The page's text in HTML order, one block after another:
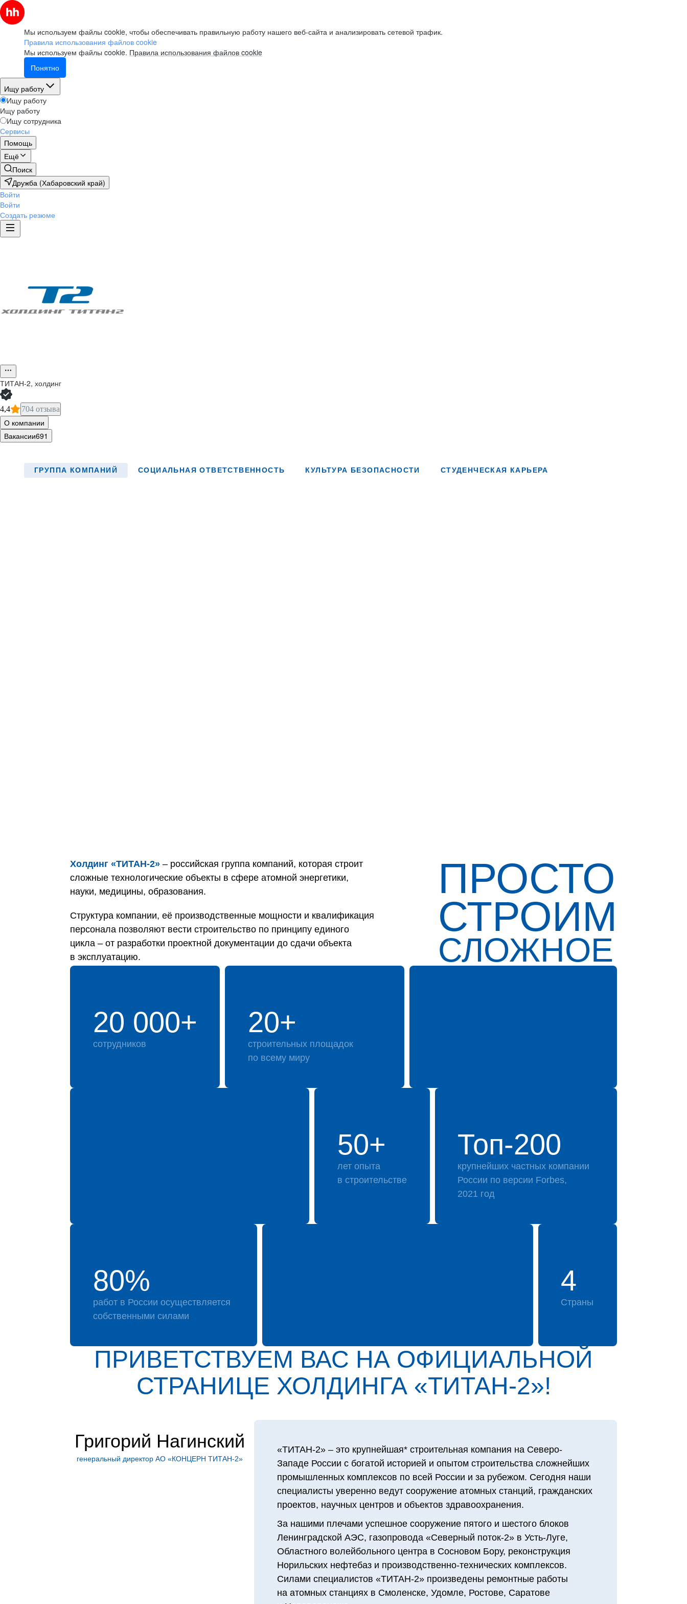
Мы используем файлы cookie, чтобы обеспечивать правильную работу нашего веб-сайта и анализировать сетевой трафик.
Правила использования файлов cookie
Мы используем файлы cookie. Правила использования файлов cookie
Понятно
Ищу работу
Ищу работу
Ищу работу
Ищу сотрудника
Сервисы
Помощь
Ещё
Поиск
Дружба (Хабаровский край)
Войти
Войти
Создать резюме
ТИТАН-2, холдинг
4,4 704 отзыва
О компании
Вакансии691
ГРУППА КОМПАНИЙ СОЦИАЛЬНАЯ ОТВЕТСТВЕННОСТЬ КУЛЬТУРА БЕЗОПАСНОСТИ СТУДЕНЧЕСКАЯ КАРЬЕРА
Холдинг «ТИТАН‑2» – российская группа компаний, которая строит
сложные технологические объекты в сфере атомной энергетики,
науки, медицины, образования.
Структура компании, её производственные мощности и квалификация
персонала позволяют вести строительство по принципу единого
цикла – от разработки проектной документации до сдачи объекта
в эксплуатацию.
ПРОСТО
СТРОИМ
СЛОЖНОЕ
20 000+
сотрудников
20+
строительных площадок
по всему миру
50+
лет опыта
в строительстве
Топ-200
крупнейших частных компании
России по версии Forbes,
2021 год
80%
работ в России осуществляется
собственными силами
4
Страны
ПРИВЕТСТВУЕМ ВАС НА ОФИЦИАЛЬНОЙ
СТРАНИЦЕ ХОЛДИН­ГА «ТИТАН‑2»!
Григорий Нагинский
генеральный директор АО «КОНЦЕРН ТИТАН‑2»
«ТИТАН‑2» – это крупнейшая* строительная компания на Северо-
Западе России с богатой историей и опытом строительства сложнейших
промышленных комплексов по всей России и за рубежом. Сегодня наши
специалисты уверенно ведут сооружение атомных станций, гражданских
проектов, научных центров и объектов здравоохранения.
За нашими плечами успешное сооружение пятого и шестого блоков
Ленинградской АЭС, газопровода «Северный поток-2» в Усть-Луге,
Областного волейбольного центра в Сосновом Бору, реконструкция
Норильских нефтебаз и производственно-технических комплексов.
Силами специалистов «ТИТАН‑2» произведены ремонтные работы
на атомных станциях в Смоленске, Удомле, Ростове, Саратове